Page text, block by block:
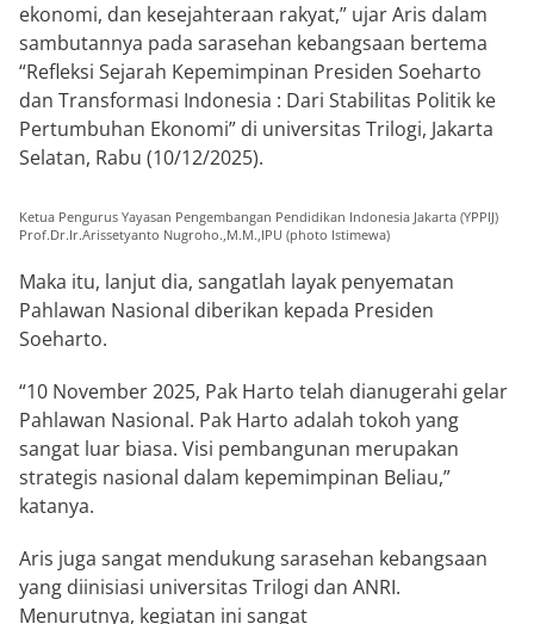
ekonomi, dan kesejahteraan rakyat,” ujar Aris dalam
sambutannya pada sarasehan kebangsaan bertema
“Refleksi Sejarah Kepemimpinan Presiden Soeharto
dan Transformasi Indonesia : Dari Stabilitas Politik ke
Pertumbuhan Ekonomi” di universitas Trilogi, Jakarta
Selatan, Rabu (10/12/2025).
Ketua Pengurus Yayasan Pengembangan Pendidikan Indonesia Jakarta (YPPIJ)
Prof.Dr.Ir.Arissetyanto Nugroho.,M.M.,IPU (photo Istimewa)
Maka itu, lanjut dia, sangatlah layak penyematan
Pahlawan Nasional diberikan kepada Presiden
Soeharto.
“10 November 2025, Pak Harto telah dianugerahi gelar
Pahlawan Nasional. Pak Harto adalah tokoh yang
sangat luar biasa. Visi pembangunan merupakan
strategis nasional dalam kepemimpinan Beliau,”
katanya.
Aris juga sangat mendukung sarasehan kebangsaan
yang diinisiasi universitas Trilogi dan ANRI.
Menurutnya, kegiatan ini sangat